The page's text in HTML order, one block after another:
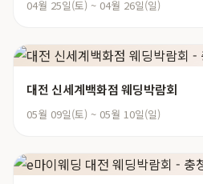
04월 25일(토) ~ 04월 26일(일)
대전 신세계백화점 웨딩박람회
05월 09일(토) ~ 05월 10일(일)